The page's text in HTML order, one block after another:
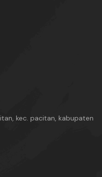
kec. pacitan, kabupaten